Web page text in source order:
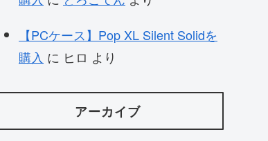
【PCケース】Pop XL Silent Solidを
購入 に ヒロ より
アーカイブ